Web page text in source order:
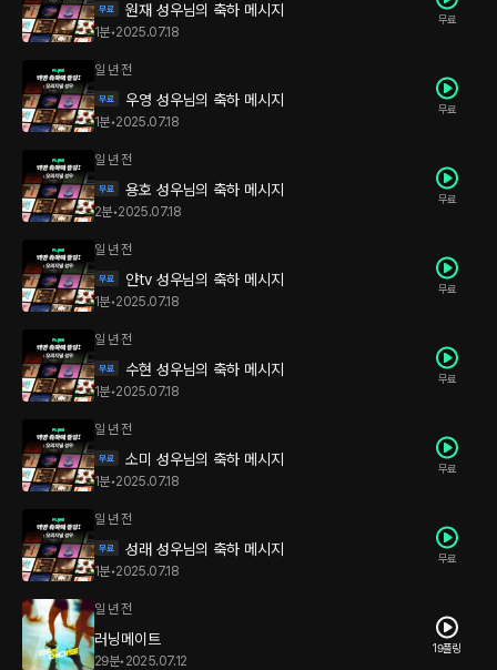
원재 성우님의 축하 메시지
1분•2025.07.18
무료
일 년 전
우영 성우님의 축하 메시지
1분•2025.07.18
무료
일 년 전
용호 성우님의 축하 메시지
2분•2025.07.18
무료
일 년 전
얀tv 성우님의 축하 메시지
1분•2025.07.18
무료
일 년 전
수현 성우님의 축하 메시지
1분•2025.07.18
무료
일 년 전
소미 성우님의 축하 메시지
1분•2025.07.18
무료
일 년 전
성래 성우님의 축하 메시지
1분•2025.07.18
무료
일 년 전
러닝메이트
29분• 2025.07.12
19플링